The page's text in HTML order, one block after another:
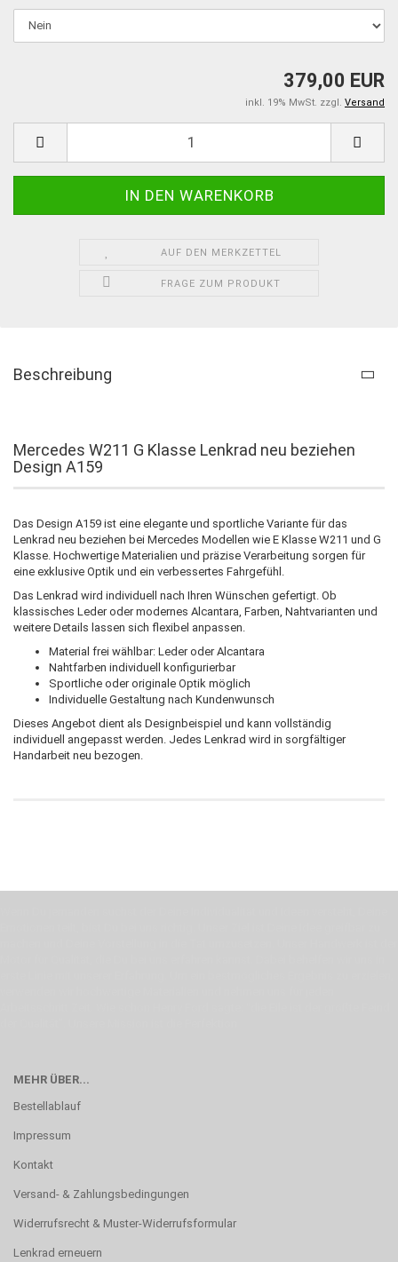
379,00 EUR
inkl. 19% MwSt. zzgl. Versand
AUF DEN MERKZETTEL
FRAGE ZUM PRODUKT
Beschreibung
Mercedes W211 G Klasse Lenkrad neu beziehen
Design A159
Das Design A159 ist eine elegante und sportliche Variante für das
Lenkrad neu beziehen bei Mercedes Modellen wie E Klasse W211 und G
Klasse. Hochwertige Materialien und präzise Verarbeitung sorgen für
eine exklusive Optik und ein verbessertes Fahrgefühl.
Das Lenkrad wird individuell nach Ihren Wünschen gefertigt. Ob
klassisches Leder oder modernes Alcantara, Farben, Nahtvarianten und
weitere Details lassen sich flexibel anpassen.
Material frei wählbar: Leder oder Alcantara
Nahtfarben individuell konfigurierbar
Sportliche oder originale Optik möglich
Individuelle Gestaltung nach Kundenwunsch
Dieses Angebot dient als Designbeispiel und kann vollständig
individuell angepasst werden. Jedes Lenkrad wird in sorgfältiger
Handarbeit neu bezogen.
MEHR ÜBER...
Bestellablauf
Impressum
Kontakt
Versand- & Zahlungsbedingungen
Widerrufsrecht & Muster-Widerrufsformular
Lenkrad erneuern